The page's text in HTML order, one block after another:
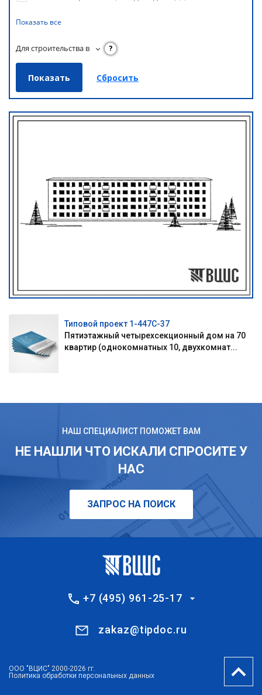
Показать все
Для строительства в ?
Типовой проект 1-447С-37
Пятиэтажный четырехсекционный дом на 70
квартир (однокомнатных 10, двухкомнат...
НАШ СПЕЦИАЛИСТ ПОМОЖЕТ ВАМ
НЕ НАШЛИ ЧТО ИСКАЛИ СПРОСИТЕ У
НАС
ЗАПРОС НА ПОИСК
+7 (495) 961-25-17
zakaz@tipdoc.ru
ООО "ВЦИС" 2000-2026 гг.
Политика обработки персональных данных